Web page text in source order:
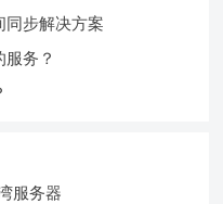
同步解决方案
务？
服务器